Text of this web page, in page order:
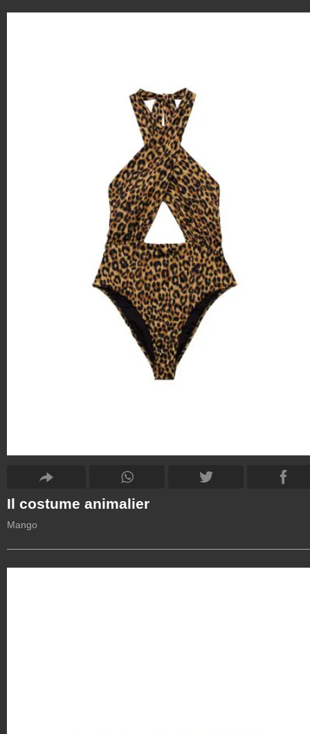
Il costume animalier
Mango